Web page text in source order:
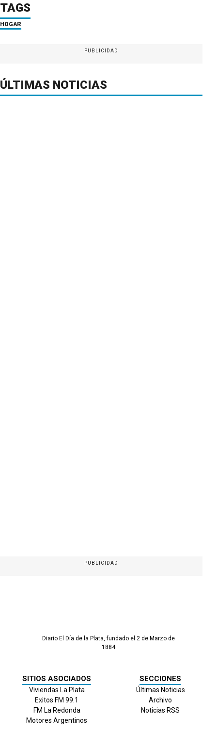
TAGS
HOGAR
PUBLICIDAD
ÚLTIMAS NOTICIAS
PUBLICIDAD
Diario El Día de la Plata, fundado el 2 de Marzo de
1884
SITIOS ASOCIADOS
Viviendas La Plata
Exitos FM 99.1
FM La Redonda
Motores Argentinos
SECCIONES
Últimas Noticias
Archivo
Noticias RSS